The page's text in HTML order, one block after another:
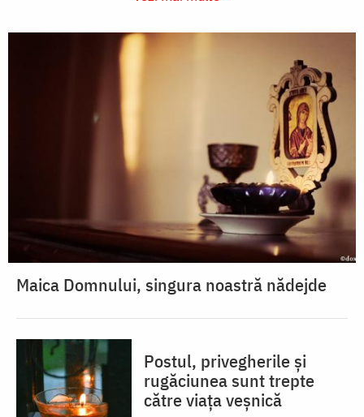
Maica Domnului, singura noastră nădejde
Postul, privegherile și
rugăciunea sunt trepte
către viața veșnică